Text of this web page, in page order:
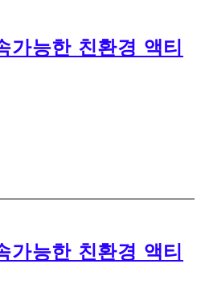
능한 친환경 액티
능한 친환경 액티